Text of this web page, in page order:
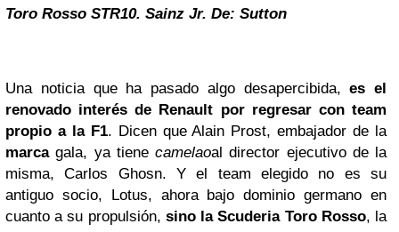
Toro Rosso STR10. Sainz Jr. De: Sutton
Una noticia que ha pasado algo desapercibida,es el
renovado interés de Renault por regresar con team
propio a la F1. Dicen que Alain Prost, embajador de la
marcagala, ya tiene camelaoal director ejecutivo de la
misma, Carlos Ghosn. Y el team elegido no es su
antiguo socio, Lotus, ahora bajo dominio germano en
cuanto a su propulsión, sino la Scuderia Toro Rosso, la